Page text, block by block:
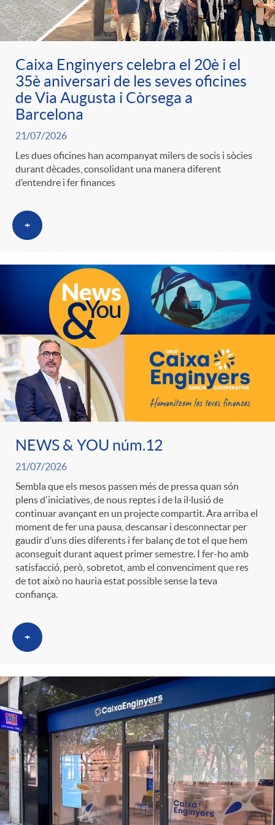
r
a
S
a
l
a
d
e
p
r
e
n
s
a
ó
p
e
r
c
a
g
o
r
e
s
t
e
n
i
d
o
c
l
a
F
i
l
t
r
o
C
a
t
e
l
i
c
a
d
o
r
d
e
c
o
n
t
i
n
u
t
s
Caixa Enginyers celebra el 20è i el
35è aniversari de les seves oficines
de Via Augusta i Còrsega a
Barcelona
21/07/2026
Les dues oficines han acompanyat milers de socis i sòcies
durant dècades, consolidant una manera diferent
d’entendre i fer finances
+
NEWS & YOU núm.12
21/07/2026
Sembla que els mesos passen més de pressa quan són
plens d'iniciatives, de nous reptes i de la il·lusió de
continuar avançant en un projecte compartit. Ara arriba el
moment de fer una pausa, descansar i desconnectar per
gaudir d’uns dies diferents i fer balanç de tot el que hem
aconseguit durant aquest primer semestre. I fer-ho amb
satisfacció, però, sobretot, amb el convenciment que res
de tot això no hauria estat possible sense la teva
confiança.
+